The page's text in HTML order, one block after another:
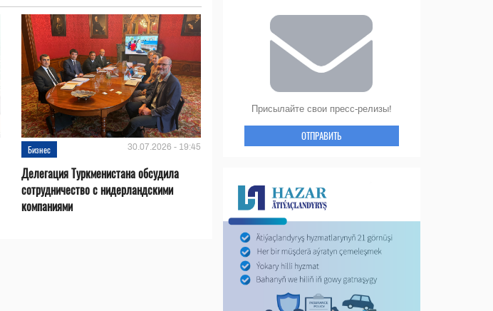
Бизнес 30.07.2026 - 19:45
Делегация Туркменистана обсудила
сотрудничество с нидерландскими
компаниями
Присылайте свои пресс-релизы!
ОТПРАВИТЬ